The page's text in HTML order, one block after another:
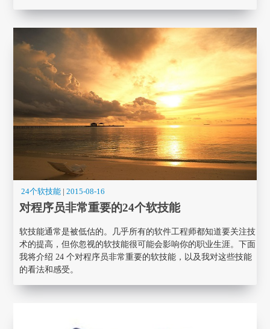
24个软技能 |2015-08-16
对程序员非常重要的24个软技能
软技能通常是被低估的。几乎所有的软件工程师都知道要关注技
术的提高，但你忽视的软技能很可能会影响你的职业生涯。下面
我将介绍 24 个对程序员非常重要的软技能，以及我对这些技能
的看法和感受。